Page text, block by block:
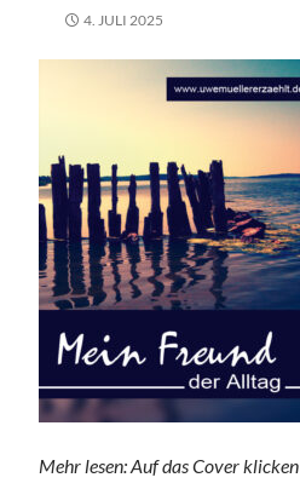
4. JULI 2025
Mehr lesen: Auf das Cover klicken